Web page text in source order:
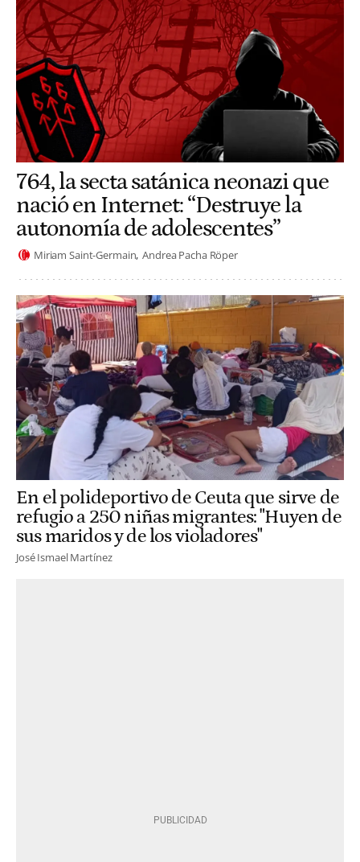
764, la secta satánica neonazi que
nació en Internet: “Destruye la
autonomía de adolescentes”
Miriam Saint-Germain Andrea Pacha Röper
En el polideportivo de Ceuta que sirve de
refugio a 250 niñas migrantes: "Huyen de
sus maridos y de los violadores"
José Ismael Martínez